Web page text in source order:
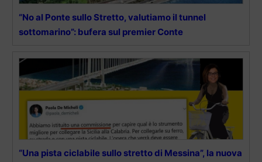
“No al Ponte sullo Stretto, valutiamo il tunnel
sottomarino”: bufera sul premier Conte
“Una pista ciclabile sullo stretto di Messina”, la nuova